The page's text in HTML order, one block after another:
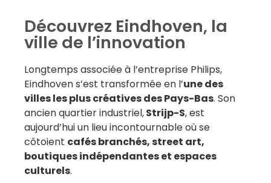
Découvrez Eindhoven, la
ville de l’innovation
Longtemps associée à l’entreprise Philips,
Eindhoven s’est transformée en l’une des
villes les plus créatives des Pays-Bas. Son
ancien quartier industriel,Strijp-S, est
aujourd’hui un lieu incontournable où se
côtoient cafés branchés, street art,
boutiques indépendantes et espaces
culturels.